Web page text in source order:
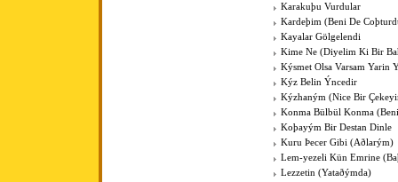
Karakuþu Vurdular
Kardeþim (Beni De
Kayalar Gölgelendi
Kime Ne (Diyelim Ki Bir
Kýsmet Olsa Varsam Yarin
Kýz Belin Ýncedir
Kýzhaným (Nice Bir
Konma Bülbül Konma
Koþayým Bir Destan Dinle
Kuru Þecer Gibi (Aðlarým)
Lem-yezeli Kün Emrine
Lezzetin (Yataðýmda)